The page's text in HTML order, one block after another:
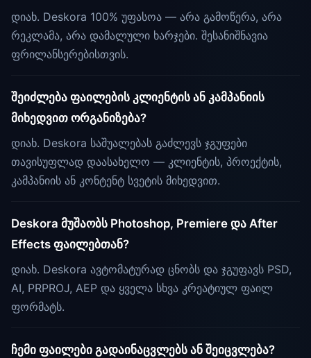
დიახ. Deskora 100% უფასოა — არა გამოწერა, არა
რეკლამა, არა დამალული ხარჯები. შესანიშნავია
ფრილანსერებისთვის.
შეიძლება ფაილების კლიენტის ან კამპანიის
მიხედვით ორგანიზება?
დიახ. Deskora საშუალებას გაძლევს ჯგუფები
თავისუფლად დაასახელო — კლიენტის, პროექტის,
კამპანიის ან კონტენტ სვეტის მიხედვით.
Deskora მუშაობს Photoshop, Premiere და After
Effects ფაილებთან?
დიახ. Deskora ავტომატურად ცნობს და ჯგუფავს PSD,
AI, PRPROJ, AEP და ყველა სხვა კრეატიულ ფაილ
ფორმატს.
ჩემი ფაილები გადაინაცვლებს ან შეიცვლება?